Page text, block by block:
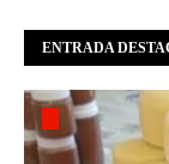
ENTRADA